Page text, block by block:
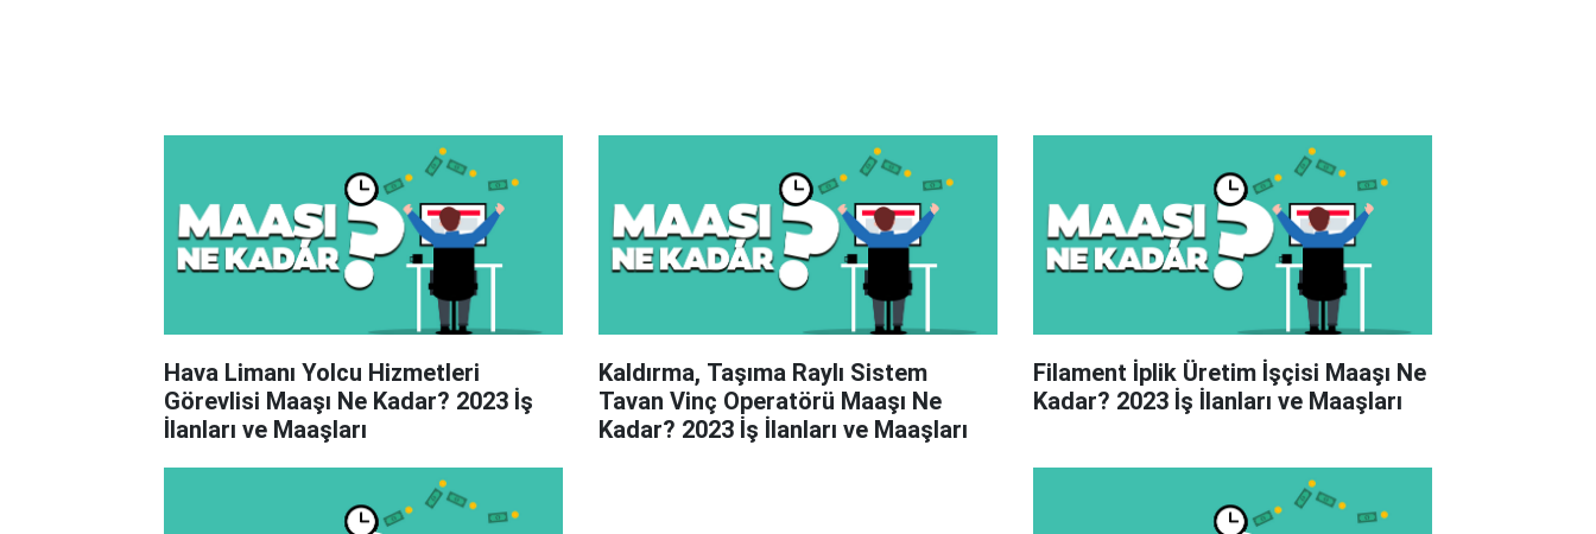
Hava Limanı Yolcu Hizmetleri
Görevlisi Maaşı Ne Kadar? 2023 İş
İlanları ve Maaşları
Kaldırma, Taşıma Raylı Sistem
Tavan Vinç Operatörü Maaşı Ne
Kadar? 2023 İş İlanları ve Maaşları
Filament İplik Üretim İşçisi Maaşı Ne
Kadar? 2023 İş İlanları ve Maaşları